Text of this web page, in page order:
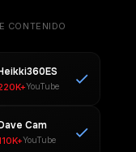
CONTENIDO
YouTube
Cam
YouTube